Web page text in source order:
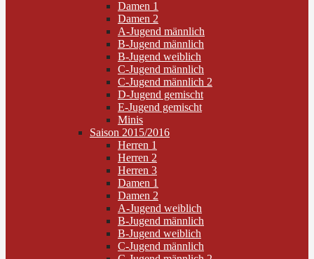
Damen 1
Damen 2
A-Jugend männlich
B-Jugend männlich
B-Jugend weiblich
C-Jugend männlich
C-Jugend männlich 2
D-Jugend gemischt
E-Jugend gemischt
Minis
Saison 2015/2016
Herren 1
Herren 2
Herren 3
Damen 1
Damen 2
A-Jugend weiblich
B-Jugend männlich
B-Jugend weiblich
C-Jugend männlich